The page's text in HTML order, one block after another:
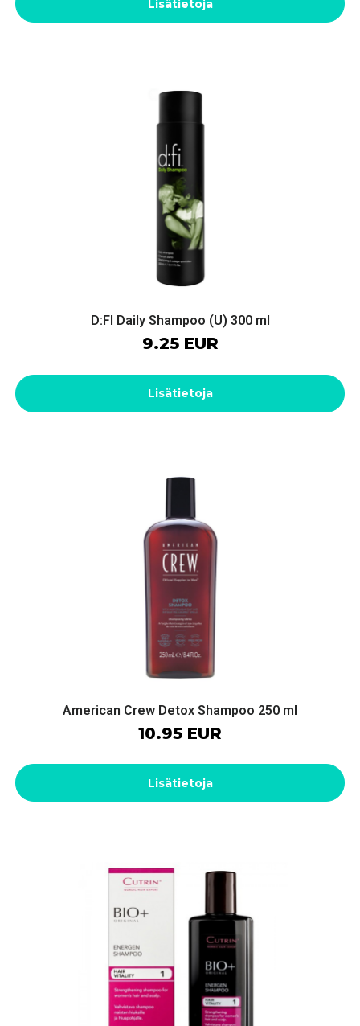
Lisätietoja
D:FI Daily Shampoo (U) 300 ml
9.25 EUR
Lisätietoja
American Crew Detox Shampoo 250 ml
10.95 EUR
Lisätietoja